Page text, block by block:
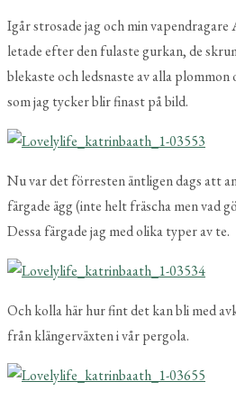
Igår strosade jag och min
letade efter den fulaste gurkan, de
blekaste och ledsnaste av alla plommon
som jag tycker blir finast på bild.
Nu var det förresten äntligen dags att
färgade ägg (inte helt fräscha men vad
Dessa färgade jag med olika typer av te.
Och kolla här hur fint det kan bli med
från klängerväxten i vår pergola.